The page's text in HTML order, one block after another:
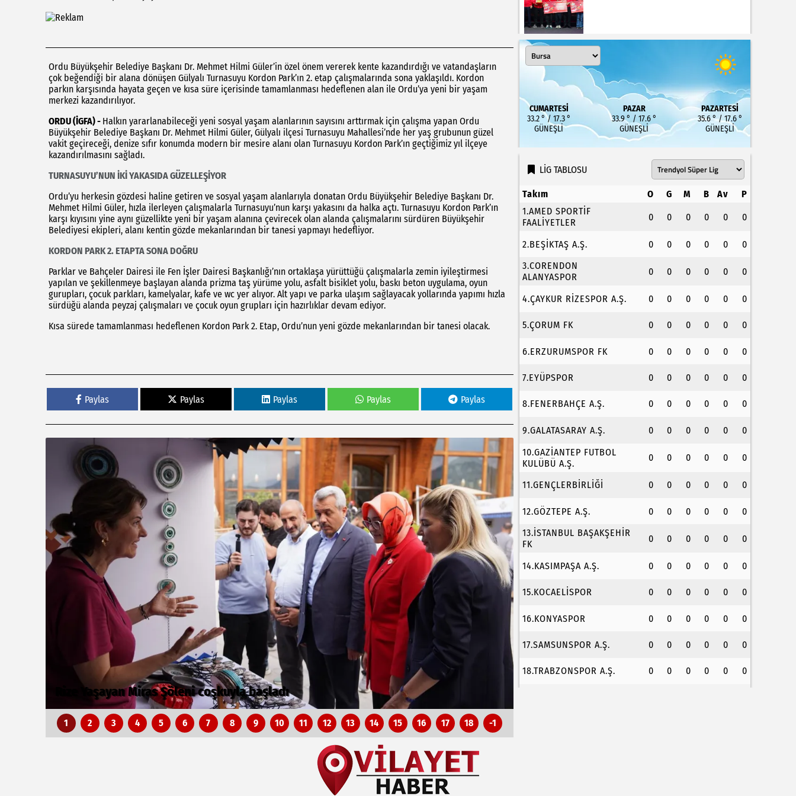
Ordu Büyükşehir Belediye Başkanı Dr. Mehmet Hilmi Güler’in özel önem vererek kente kazandırdığı ve vatandaşların
çok beğendiği bir alana dönüşen Gülyalı Turnasuyu Kordon Park’ın 2. etap çalışmalarında sona yaklaşıldı. Kordon
parkın karşısında hayata geçen ve kısa süre içerisinde tamamlanması hedeflenen alan ile Ordu’ya yeni bir yaşam
merkezi kazandırılıyor.
ORDU (İGFA) - Halkın yararlanabileceği yeni sosyal yaşam alanlarının sayısını arttırmak için çalışma yapan Ordu
Büyükşehir Belediye Başkanı Dr. Mehmet Hilmi Güler, Gülyalı ilçesi Turnasuyu Mahallesi’nde her yaş grubunun güzel
vakit geçireceği, denize sıfır konumda modern bir mesire alanı olan Turnasuyu Kordon Park’ın geçtiğimiz yıl ilçeye
kazandırılmasını sağladı.
TURNASUYU’NUN İKİ YAKASIDA GÜZELLEŞİYOR
Ordu’yu herkesin gözdesi haline getiren ve sosyal yaşam alanlarıyla donatan Ordu Büyükşehir Belediye Başkanı Dr.
Mehmet Hilmi Güler, hızla ilerleyen çalışmalarla Turnasuyu’nun karşı yakasını da halka açtı. Turnasuyu Kordon Park’ın
karşı kıyısını yine aynı güzellikte yeni bir yaşam alanına çevirecek olan alanda çalışmalarını sürdüren Büyükşehir
Belediyesi ekipleri, alanı kentin gözde mekanlarından bir tanesi yapmayı hedefliyor.
KORDON PARK 2. ETAPTA SONA DOĞRU
Parklar ve Bahçeler Dairesi ile Fen İşler Dairesi Başkanlığı’nın ortaklaşa yürüttüğü çalışmalarla zemin iyileştirmesi
yapılan ve şekillenmeye başlayan alanda prizma taş yürüme yolu, asfalt bisiklet yolu, baskı beton uygulama, oyun
gurupları, çocuk parkları, kamelyalar, kafe ve wc yer alıyor. Alt yapı ve parka ulaşım sağlayacak yollarında yapımı hızla
sürdüğü alanda peyzaj çalışmaları ve çocuk oyun grupları için hazırlıklar devam ediyor.
Kısa sürede tamamlanması hedeflenen Kordon Park 2. Etap, Ordu’nun yeni gözde mekanlarından bir tanesi olacak.
Paylas Paylas Paylas Paylas Paylas
Zabıtadan gurbetçi yaşlı çifte yardım eli
1 2 3 4 5 6 7 8 9 10 11 12 13 14 15 16 17 18 -1
CUMARTESI
33.2 ° / 17.3 °
GÜNEŞLI
PAZAR
33.9 ° / 17.6 °
GÜNEŞLI
PAZARTESI
35.6 ° / 17.6 °
GÜNEŞLI
LİG TABLOSU
Takım O G M B Av
P
1.AMED SPORTİF
FAALİYETLER
0 0 0 0 0 0
2.BEŞİKTAŞ A.Ş. 0 0 0 0 0
0
3.CORENDON
ALANYASPOR
0 0 0 0 0 0
4.ÇAYKUR RİZESPOR A.Ş. 0 0 0 0 0 0
5.ÇORUM FK 0 0 0 0 0 0
6.ERZURUMSPOR FK 0 0 0 0 0 0
7.EYÜPSPOR 0 0 0 0 0 0
8.FENERBAHÇE A.Ş. 0 0 0 0 0 0
9.GALATASARAY A.Ş. 0 0 0 0 0
0
10.GAZİANTEP FUTBOL
KULÜBÜ A.Ş.
0 0 0 0 0 0
11.GENÇLERBİRLİĞİ 0 0 0 0 0 0
12.GÖZTEPE A.Ş. 0 0 0 0 0
0
13.İSTANBUL BAŞAKŞEHİR
FK
0 0 0 0 0 0
14.KASIMPAŞA A.Ş. 0 0 0 0 0 0
15.KOCAELİSPOR 0 0 0 0 0 0
16.KONYASPOR 0 0 0 0 0 0
17.SAMSUNSPOR A.Ş. 0 0 0 0 0 0
18.TRABZONSPOR A.Ş. 0 0 0 0 0 0